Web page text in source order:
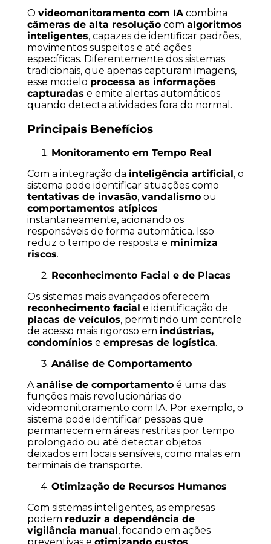
O videomonitoramento com IA combina
câmeras de alta resolução com algoritmos
inteligentes, capazes de identificar padrões,
movimentos suspeitos e até ações
específicas. Diferentemente dos sistemas
tradicionais, que apenas capturam imagens,
esse modelo processa as informações
capturadas e emite alertas automáticos
quando detecta atividades fora do normal.
Principais Benefícios
Monitoramento em Tempo Real
Com a integração da inteligência artificial, o
sistema pode identificar situações como
tentativas de invasão, vandalismo ou
comportamentos atípicos
instantaneamente, acionando os
responsáveis de forma automática. Isso
reduz o tempo de resposta e minimiza
riscos.
Reconhecimento Facial e de Placas
Os sistemas mais avançados oferecem
reconhecimento facial e identificação de
placas de veículos, permitindo um controle
de acesso mais rigoroso em indústrias,
condomínios e empresas de logística.
Análise de Comportamento
Aanálise de comportamento é uma das
funções mais revolucionárias do
videomonitoramento com IA. Por exemplo, o
sistema pode identificar pessoas que
permanecem em áreas restritas por tempo
prolongado ou até detectar objetos
deixados em locais sensíveis, como malas em
terminais de transporte.
Otimização de Recursos Humanos
Com sistemas inteligentes, as empresas
podem reduzir a dependência de
vigilância manual, focando em ações